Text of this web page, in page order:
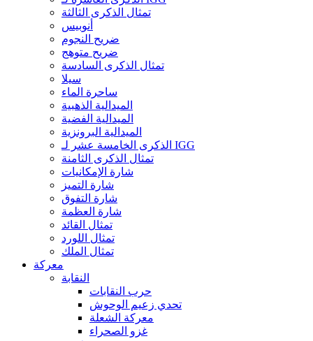
تمثال الذكرى الثالثة
أنوبيس
ضريح النجوم
ضريح متوهج
تمثال الذكرى السادسة
سيلا
ساحرة الماء
الميدالية الذهبية
الميدالية الفضية
الميدالية البرونزية
الذكرى الخامسة عشر لـ IGG
تمثال الذكرى الثامنة
شارة الإمكانيات
شارة التميز
شارة التفوق
شارة العظمة
تمثال القائد
تمثال اللورد
تمثال الملك
معركة
النقابة
حرب النقابات
تحدي زعيم الوحوش
معركة الشعلة
غزو الصحراء